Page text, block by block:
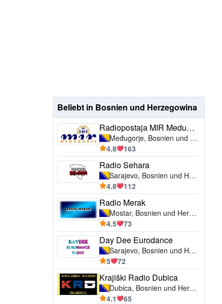
Beliebt in Bosnien und Herzegowina
Radiopostaja MIR Medugorje
Međugorje, Bosnien und Herzegowina
4.8
163
Radio Sehara
Sarajevo, Bosnien und Herzegowina
4.8
112
Radio Merak
Mostar, Bosnien und Herzegowina
4.5
73
Day Dee Eurodance
Sarajevo, Bosnien und Herzegowina
5
72
Krajiški Radio Dubica
Dubica, Bosnien und Herzegowina
4.1
65